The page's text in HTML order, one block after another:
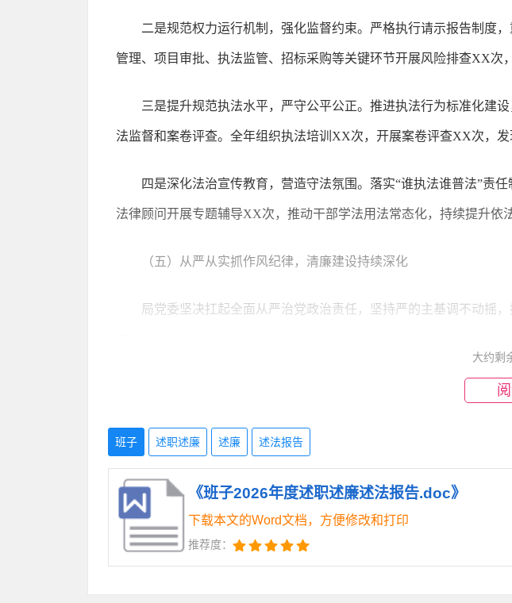
二是规范权力运行机制，强化监督约束。严格执行请示报告制度
管理、项目审批、执法监管、招标采购等关键环节开展风险排查XX次
三是提升规范执法水平，严守公平公正。推进执法行为标准化建
法监督和案卷评查。全年组织执法培训XX次，开展案卷评查XX次，
四是深化法治宣传教育，营造守法氛围。落实“谁执法谁普法”责
法律顾问开展专题辅导XX次，推动干部学法用法常态化，持续提升依
（五）从严从实抓作风纪律，清廉建设持续深化
局党委坚决扛起全面从严治党政治责任，坚持严的主基调不动摇
一是压实责任链条，形成齐抓共管。严格落实全面从严治党责任
问题XX个。持续整治形式主义、官僚主义，规范督查检查考核，精
上。
大约剩
班子 述职述廉 述廉 述法报告
《班子2026年度述职述廉述法报告.doc》
下载本文的Word文档，方便修改和打印
推荐度：